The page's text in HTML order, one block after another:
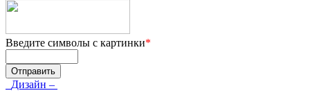
Введите символы с картинки*
Дизайн –